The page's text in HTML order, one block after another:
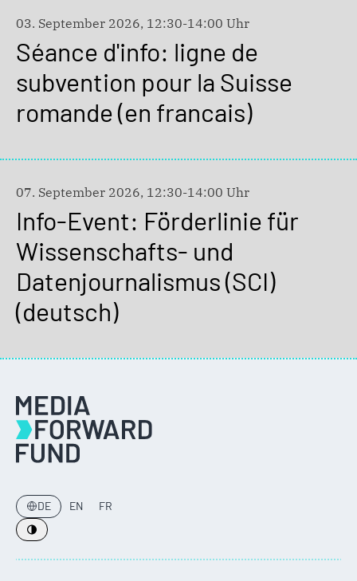
03. September 2026, 12:30-14:00 Uhr
Séance d'info: ligne de
subvention pour la Suisse
romande (en francais)
07. September 2026, 12:30-14:00 Uhr
Info-Event: Förderlinie für
Wissenschafts- und
Datenjournalismus (SCI)
(deutsch)
DE EN FR